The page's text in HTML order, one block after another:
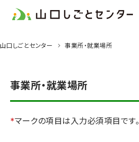
コ
山口しごとセンター 事業所・就業場所
事業所・就業場所
*マークの項目は入力必須項目です。